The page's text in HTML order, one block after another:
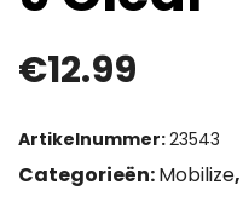
€12.99
Artikelnummer:23543
Categorieën:Mobilize,